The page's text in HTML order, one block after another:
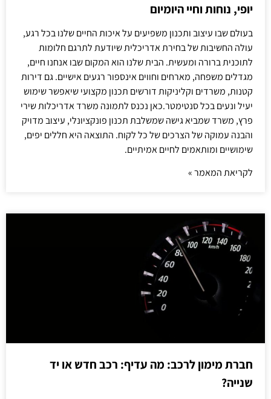
יופי, נוחות וחיי היומיום
בעולם שבו עיצוב ותכנון משפיעים על איכות החיים שלנו בכל רגע,
עולה החשיבות של בחירת אדריכלית שיודעת לתרגם חלומות
לתוכנית ברורה ומעשית. הבית שלנו הוא המקום שבו אנחנו חיים,
מגדלים משפחה, מארחים וחווים אינספור רגעים אישיים. גם דירות
קטנות, משרדים וקליניקות דורשים תכנון מקצועי שיאפשר שימוש
יעיל ונעים בכל סנטימטר.כאן נכנס לתמונה משרד אדריכלות שירי
פרץ, משרד שמביא גישה שמשלבת תכנון פונקציונלי, עיצוב מדויק
והבנה עמוקה של הצרכים של כל לקוח. התוצאה היא חללים יפים,
שימושיים ומותאמים לחיים אמיתיים.
לקריאת המאמר »
חברת מימון לרכב: מה עדיף: רכב חדש או יד
שנייה?